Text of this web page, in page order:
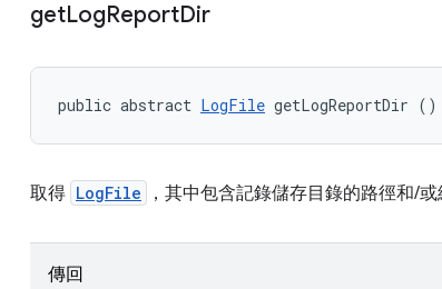
getLogReportDir
public abstract LogFile getLogReportDir ()
取得 LogFile ，其中包含記錄儲存目錄的路徑和/或
傳回